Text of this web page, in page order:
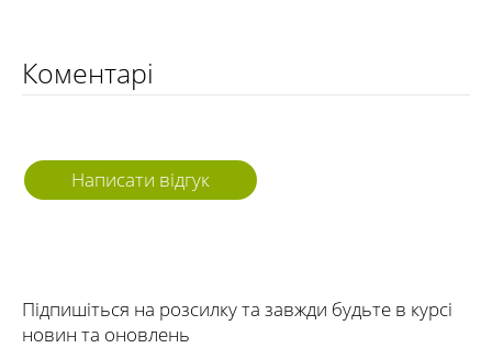
Коментарі
Написати відгук
Підпишіться на розсилку та завжди будьте в курсі
новин та оновлень